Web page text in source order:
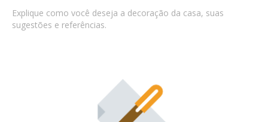
Explique como você deseja a decoração da casa, suas
sugestões e referências.